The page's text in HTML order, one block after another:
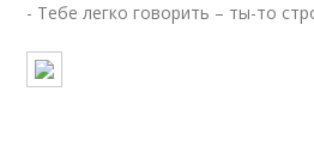
- Тебе легко говорить – ты-то